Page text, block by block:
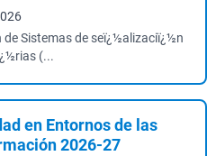
Sistemas de seï¿½alizaciï¿½n
(...
en Entornos de las
2026-27